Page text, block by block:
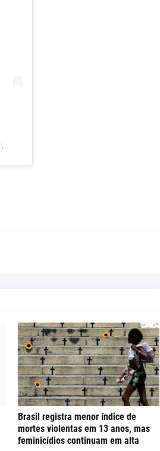
Brasil registra menor índice de
mortes violentas em 13 anos, mas
feminicídios continuam em alta